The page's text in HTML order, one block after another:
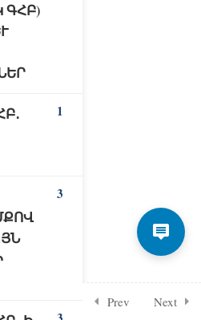
ԳՀԲ)
1
3
Prev Next